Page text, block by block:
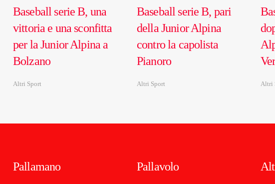
Baseball serie B, una
vittoria e una sconfitta
per la Junior Alpina a
Bolzano
Altri Sport
Baseball serie B, pari
della Junior Alpina
contro la capolista
Pianoro
Altri Sport Altri
Pallamano Pallavolo